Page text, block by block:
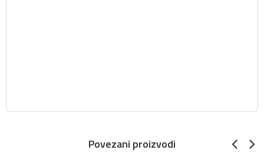
Povezani proizvodi